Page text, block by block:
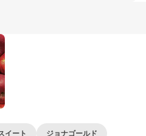
イート ジョナゴールド